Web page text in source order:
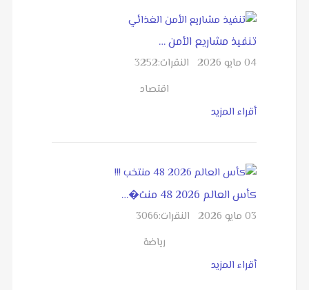
تنفيذ مشاريع الأمن …
04 مايو 2026 النقرات:3252
اقتصاد
أقراء المزيد
كأس العالم 2026 48 منت�…
03 مايو 2026 النقرات:3066
رياضة
أقراء المزيد